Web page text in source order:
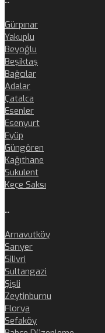
Gürpınar
Yakuplu
Beyoğlu
Beşiktaş
Bağcılar
Adalar
Çatalca
Esenler
Esenyurt
Eyüp
Güngören
Kağıthane
Sukulent
Keçe Saksı
..
Arnavutköy
Sarıyer
Silivri
Sultangazi
Şişli
Zeytinburnu
Florya
Sefaköy